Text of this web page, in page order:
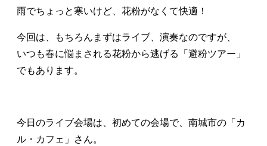
演奏依頼
お問い合わせ
雨でちょっと寒いけど、花粉がなくて快適！
今回は、もちろんまずはライブ、演奏なのですが、
いつも春に悩まされる花粉から逃げる「避粉ツアー」
でもあります。
今日のライブ会場は、初めての会場で、南城市の「カ
ル・カフェ」さん。